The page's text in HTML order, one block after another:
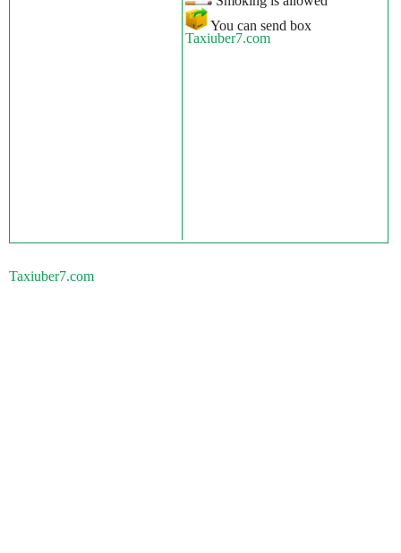
You can send box
Taxiuber7.com
Taxiuber7.com